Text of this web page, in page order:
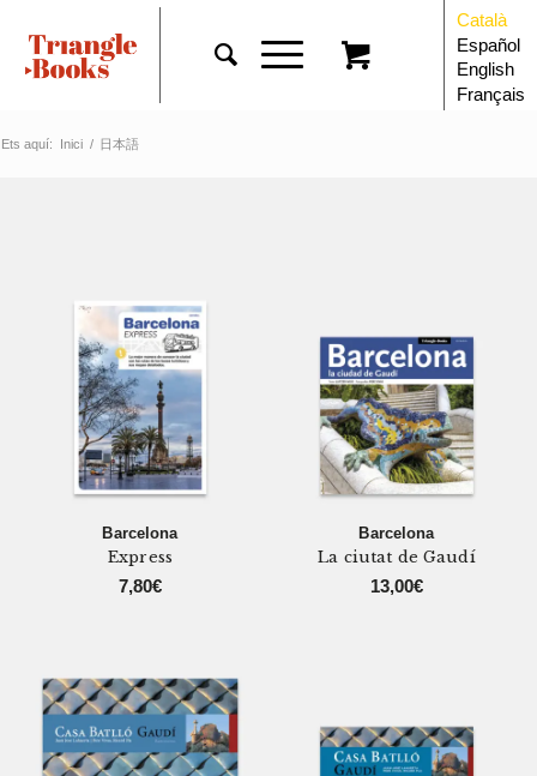
Català
Español
English
Français
Ets aquí: Inici / 日本語
Barcelona
Express
7,80€
Barcelona
La ciutat de Gaudí
13,00€